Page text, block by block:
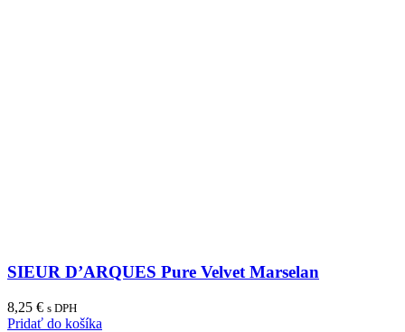
SIEUR D’ARQUES Pure Velvet Marselan
8,25 € s DPH
Pridať do košíka